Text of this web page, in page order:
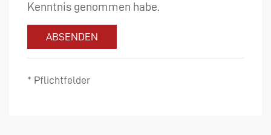
Kenntnis genommen habe.
ABSENDEN
* Pflichtfelder